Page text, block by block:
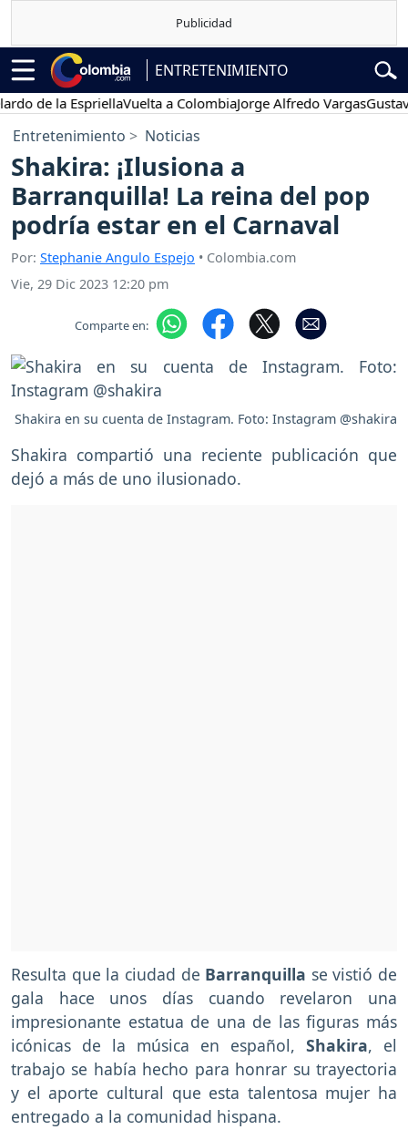
ENTRETENIMIENTO
la EspriellaVuelta a ColombiaJorge Alfredo VargasGustavo
Entretenimiento Noticias
Shakira: ¡Ilusiona a
Barranquilla! La reina del pop
podría estar en el Carnaval
Por: Stephanie Angulo Espejo • Colombia.com
Vie, 29 Dic 2023 12:20 pm
Comparte en:
Shakira en su cuenta de Instagram. Foto: Instagram @shakira
Shakira compartió una reciente publicación que
dejó a más de uno ilusionado.
Resulta que la ciudad de Barranquilla se vistió de
gala hace unos días cuando revelaron una
impresionante estatua de una de las figuras más
icónicas de la música en español, Shakira, el
trabajo se había hecho para honrar su trayectoria
y el aporte cultural que esta talentosa mujer ha
entregado a la comunidad hispana.